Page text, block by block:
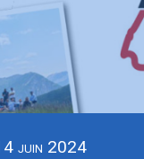
juin 2024